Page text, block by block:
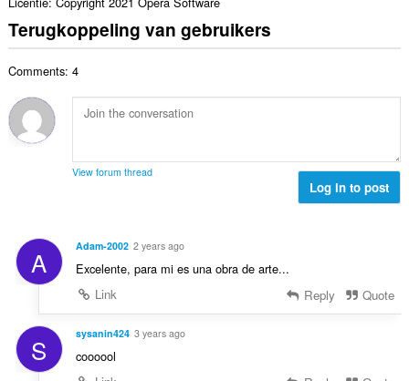
Terugkoppeling van gebruikers
Comments: 4
View forum thread
Log in to post
A Adam-2002 2 years ago
Excelente, para mi es una obra de arte...
Link
Reply Quote
S sysanin424 3 years ago
coooool